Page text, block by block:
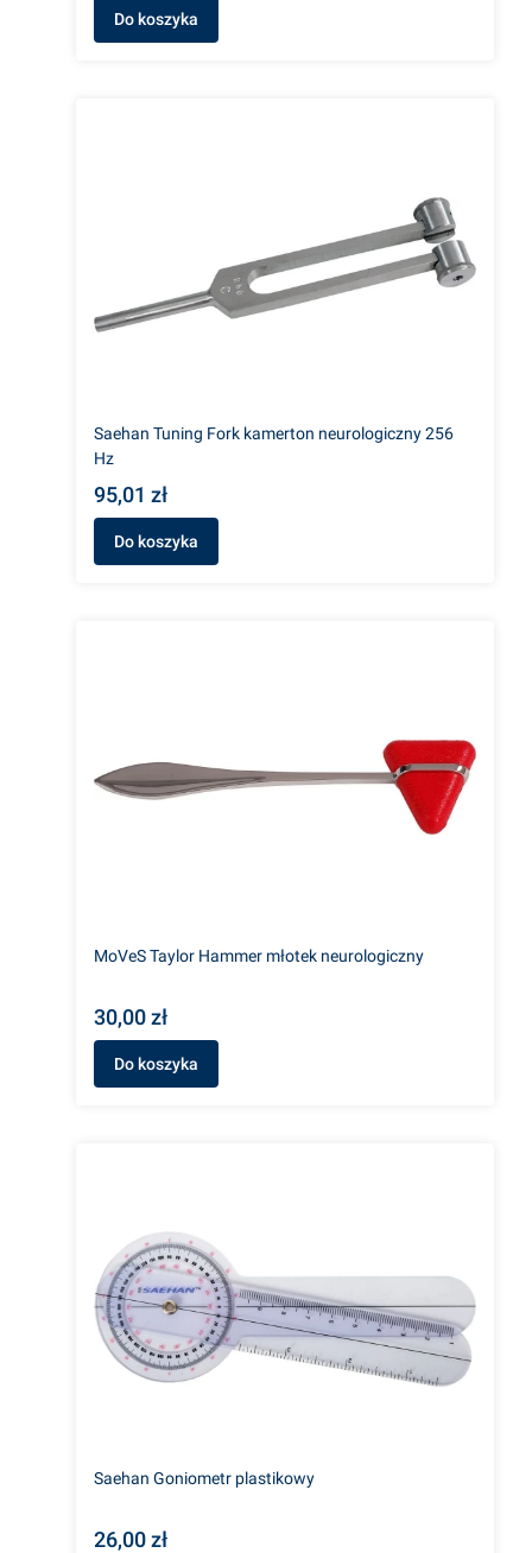
Do koszyka
Saehan Tuning Fork kamerton neurologiczny 256
Hz
95,01 zł
Do koszyka
MoVeS Taylor Hammer młotek neurologiczny
30,00 zł
Do koszyka
Saehan Goniometr plastikowy
26,00 zł